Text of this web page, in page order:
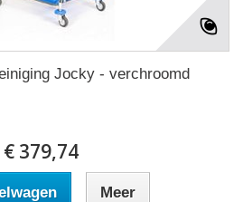
Jocky - verchroomd
€ 379,74
Meer